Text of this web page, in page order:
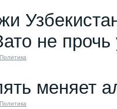
не
Политика
меняет
Политика